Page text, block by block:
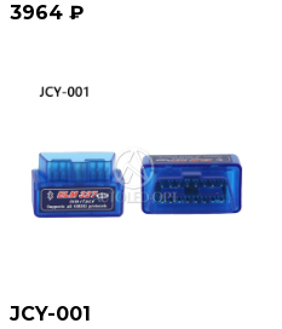
3964 ₽
JCY-001